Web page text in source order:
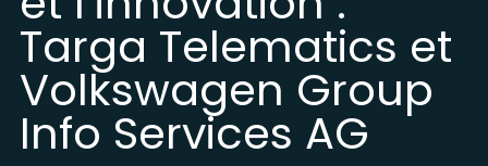
Targa Telematics et
Volkswagen Group
Info Services AG